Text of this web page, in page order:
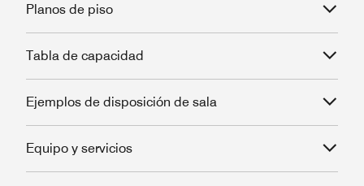
Planos de piso
Tabla de capacidad
Ejemplos de disposición de sala
Equipo y servicios